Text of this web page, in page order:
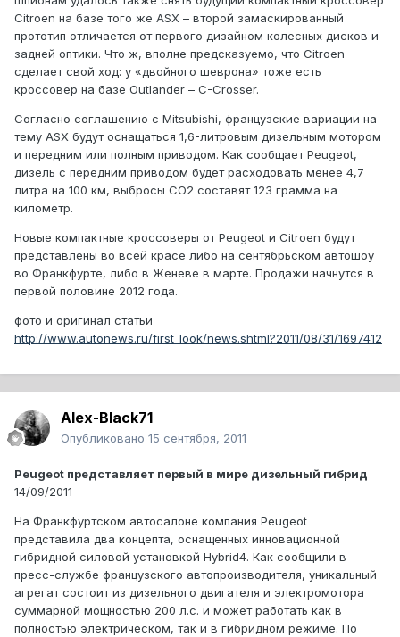
Citroen на базе того же ASX – второй замаскированный
прототип отличается от первого дизайном колесных дисков и
задней оптики. Что ж, вполне предсказуемо, что Citroen
сделает свой ход: у «двойного шеврона» тоже есть
кроссовер на базе Outlander – C-Crosser.
Согласно соглашению с Mitsubishi, французские вариации на
тему ASX будут оснащаться 1,6-литровым дизельным мотором
и передним или полным приводом. Как сообщает Peugeot,
дизель с передним приводом будет расходовать менее 4,7
литра на 100 км, выбросы СО2 составят 123 грамма на
километр.
Новые компактные кроссоверы от Peugeot и Citroen будут
представлены во всей красе либо на сентябрьском автошоу
во Франкфурте, либо в Женеве в марте. Продажи начнутся в
первой половине 2012 года.
фото и оригинал статьи
http://www.autonews.ru/first_look/news.shtml?2011/08/31/1697412
Alex-Black71
Опубликовано 15 сентября, 2011
Peugeot представляет первый в мире дизельный гибрид
14/09/2011
На Франкфуртском автосалоне компания Peugeot
представила два концепта, оснащенных инновационной
гибридной силовой установкой Hybrid4. Как сообщили в
пресс-службе французского автопроизводителя, уникальный
агрегат состоит из дизельного двигателя и электромотора
суммарной мощностью 200 л.с. и может работать как в
полностью электрическом, так и в гибридном режиме. По